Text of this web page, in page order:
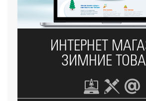
ИНТЕРНЕТ
ЗИМНИЕ